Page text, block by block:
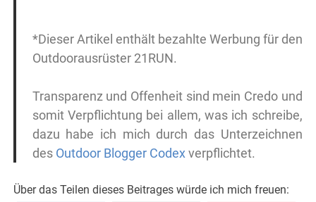
*Dieser Artikel enthält bezahlte Werbung für den
Outdoorausrüster 21RUN.
Transparenz und Offenheit sind mein Credo und
somit Verpflichtung bei allem, was ich schreibe,
dazu habe ich mich durch das Unterzeichnen
des Outdoor Blogger Codexverpflichtet.
Über das Teilen dieses Beitrages würde ich mich freuen: